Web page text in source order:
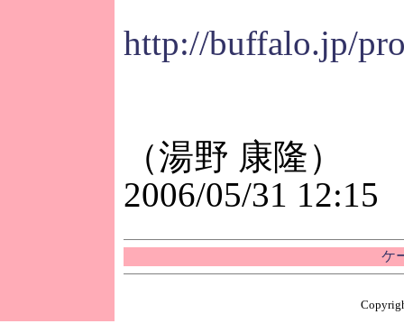
http://buffalo.jp/
（湯野 康隆）
2006/05/31 12:15
ケ